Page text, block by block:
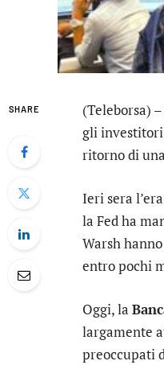
SHARE (Teleborsa) –
gli investitori
ritorno di
Ieri sera
la Fed ha
Warsh
entro pochi
Oggi, la
largamente
preoccupati